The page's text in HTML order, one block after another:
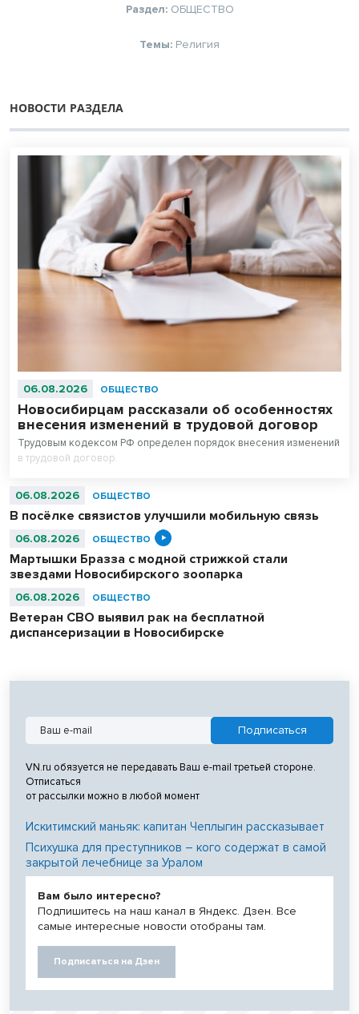
Раздел: ОБЩЕСТВО
Темы: Религия
НОВОСТИ РАЗДЕЛА
06.08.2026 ОБЩЕСТВО
Новосибирцам рассказали об особенностях
внесения изменений в трудовой договор
Трудовым кодексом РФ определен порядок внесения изменений
в трудовой договор.
06.08.2026 ОБЩЕСТВО
В посёлке связистов улучшили мобильную связь
06.08.2026 ОБЩЕСТВО
Мартышки Бразза с модной стрижкой стали
звездами Новосибирского зоопарка
06.08.2026 ОБЩЕСТВО
Ветеран СВО выявил рак на бесплатной
диспансеризации в Новосибирске
VN.ru обязуется не передавать Ваш e-mail третьей стороне.
Отписаться
от рассылки можно в любой момент
Искитимский маньяк: капитан Чеплыгин рассказывает
Психушка для преступников – кого содержат в самой
закрытой лечебнице за Уралом
Вам было интересно?
Подпишитесь на наш канал в Яндекс. Дзен. Все
самые интересные новости отобраны там.
Подписаться на Дзен